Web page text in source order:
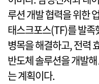
루션 개발 협력을 위한
태스크포스(TF)를 발족
병목을 해결하고, 전력
반도체 솔루션을 개발
는 계획이다.